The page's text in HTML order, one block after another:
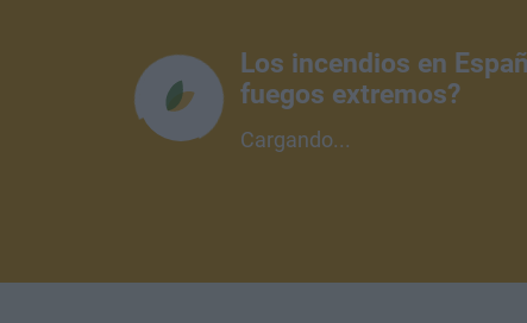
Los incendios en
fuegos extremos?
Cargando...